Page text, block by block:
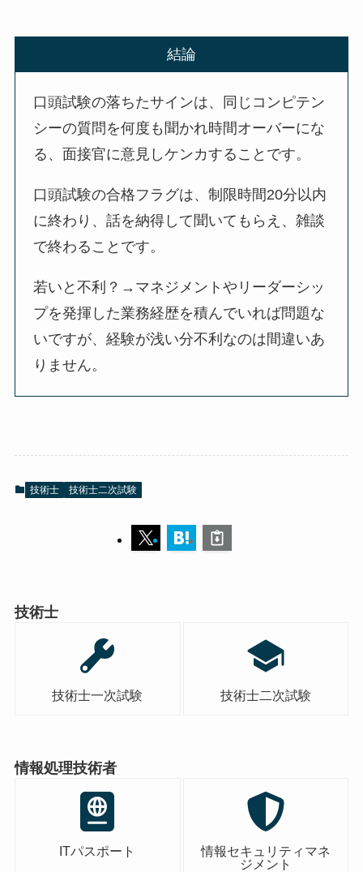
結論
口頭試験の落ちたサインは、同じコンピテン
シーの質問を何度も聞かれ時間オーバーにな
る、面接官に意見しケンカすることです。
口頭試験の合格フラグは、制限時間20分以内
に終わり、話を納得して聞いてもらえ、雑談
で終わることです。
若いと不利？→マネジメントやリーダーシッ
プを発揮した業務経歴を積んでいれば問題な
いですが、経験が浅い分不利なのは間違いあ
りません。
技術士 技術士二次試験
技術士
技術士一次試験 技術士二次試験
情報処理技術者
ITパスポート
情報セキュリティマネ
ジメント